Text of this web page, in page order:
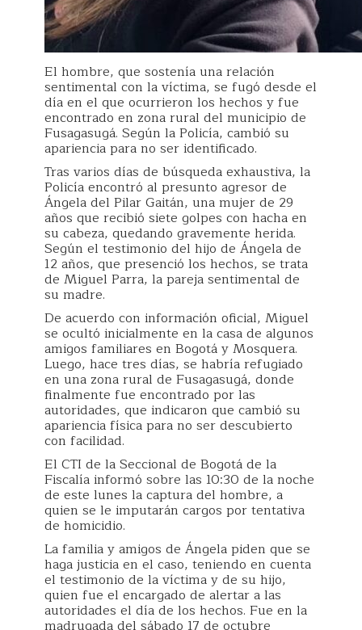
El hombre, que sostenía una relación
sentimental con la víctima, se fugó desde el
día en el que ocurrieron los hechos y fue
encontrado en zona rural del municipio de
Fusagasugá. Según la Policía, cambió su
apariencia para no ser identificado.
Tras varios días de búsqueda exhaustiva, la
Policía encontró al presunto agresor de
Ángela del Pilar Gaitán, una mujer de 29
años que recibió siete golpes con hacha en
su cabeza, quedando gravemente herida.
Según el testimonio del hijo de Ángela de
12 años, que presenció los hechos, se trata
de Miguel Parra, la pareja sentimental de
su madre.
De acuerdo con información oficial, Miguel
se ocultó inicialmente en la casa de algunos
amigos familiares en Bogotá y Mosquera.
Luego, hace tres días, se habría refugiado
en una zona rural de Fusagasugá, donde
finalmente fue encontrado por las
autoridades, que indicaron que cambió su
apariencia física para no ser descubierto
con facilidad.
El CTI de la Seccional de Bogotá de la
Fiscalía informó sobre las 10:30 de la noche
de este lunes la captura del hombre, a
quien se le imputarán cargos por tentativa
de homicidio.
La familia y amigos de Ángela piden que se
haga justicia en el caso, teniendo en cuenta
el testimonio de la víctima y de su hijo,
quien fue el encargado de alertar a las
autoridades el día de los hechos. Fue en la